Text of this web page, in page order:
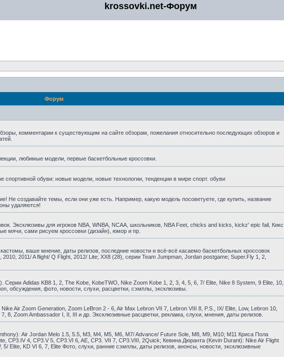
krossovki.net-Форум
Форум
комментарии к существующим на сайте обзорам, пожелания относительно последующих обзоров и
любимые модели, первые баскетбольные кроссовки.
спортивной обуви: новые модели, новые технологии, тенденции в мире спорт. обуви
Не создавайте темы, если они уже есть. Например, какую модель посоветуете, где купить, название
удаляются!
Эксклюзивы для игроков NBA, WNBA, NCAA, школьников, NBA Feet, chicks and kicks, kickz' epic fail, Кикс
мячи, сами рисуем кроссовки (дизайн), юмор и пр.
ваше мнение, даты релизов, последние новости и всё-всё касаемо баскетбольных кроссовок
2011/ A flight/ Q Flight, 2012/ Lite; XX8 (28), серии Team Jumpman, Jordan postgame; Super.Fly 1, 2,
Серии Adidas KB8 1, 2, The Kobe, KobeTWO, Nike Zoom Kobe 1, 2, 3, 4, 5, 6, 7/ Elite, Nike 8 System, 9 Elite, 10,
обсуждения, фото, новости, слухи, расцветки, сэмплы, эксклюзивы.
Air Zoom Generation, Zoom LeBron 2 - 6, Air Max Lebron VII 7, Lebron VIII 8, P.S., IX/ Elite, Low, Lebron 10,
8, Zoom Ambassador I, II, III и др. Эксклюзивные расцветки, реклама, слухи, мнения, даты релизов.
Air Jordan Melo 1.5, 5.5, M3, M4, M5, M6, M7/ Advance/ Future Sole, M8, M9, M10; M11 Криса Пола
CP3.IV 4, CP3.V 5, CP3.VI 6, AE, CP3. VII 7, CP3.VIII, 2Quick; Кевина Дюранта (Kevin Durant): Nike Air Flight
5/ Elite, KD VI 6, 7, Elite Фото, слухи, ранние сэмплы, даты релизов, анонсы, новости, эксклюзивные